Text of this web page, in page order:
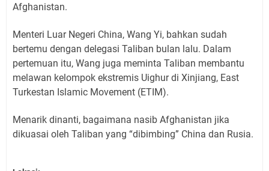
Afghanistan.
Menteri Luar Negeri China, Wang Yi, bahkan sudah
bertemu dengan delegasi Taliban bulan lalu. Dalam
pertemuan itu, Wang juga meminta Taliban membantu
melawan kelompok ekstremis Uighur di Xinjiang, East
Turkestan Islamic Movement (ETIM).
Menarik dinanti, bagaimana nasib Afghanistan jika
dikuasai oleh Taliban yang “dibimbing” China dan Rusia.